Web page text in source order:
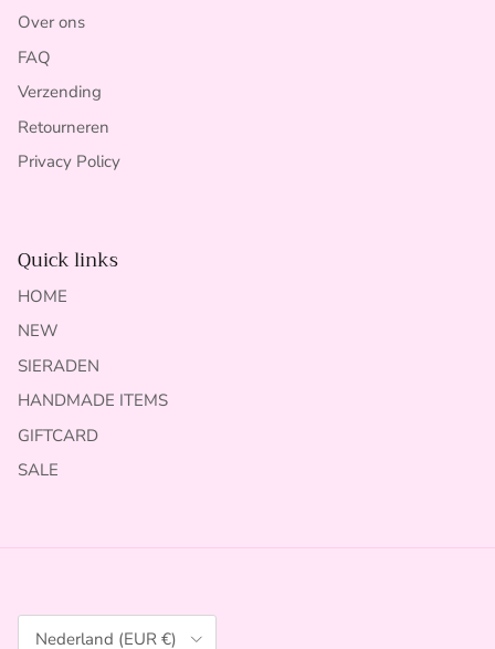
Over ons
FAQ
Verzending
Retourneren
Privacy Policy
Quick links
HOME
NEW
SIERADEN
HANDMADE ITEMS
GIFTCARD
SALE
Land/Regio
Nederland (EUR €)